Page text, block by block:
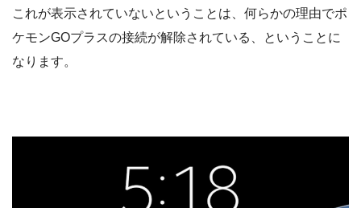
これが表示されていないということは、何らかの理由でポ
ケモンGOプラスの接続が解除されている、ということに
なります。